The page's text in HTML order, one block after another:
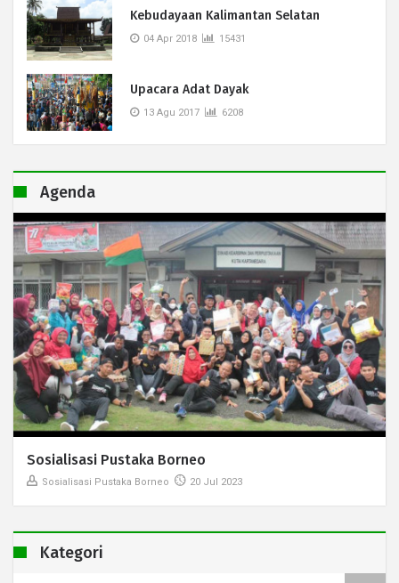
Kebudayaan Kalimantan Selatan
04 Apr 2018 15431
Upacara Adat Dayak
13 Agu 2017 6208
Agenda
Sosialisasi Pustaka Borneo
Sosialisasi Pustaka Borneo 20 Jul 2023
Kategori